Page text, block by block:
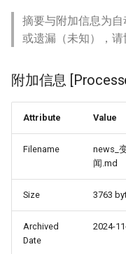
摘要与附加信息为
或遗漏（未知），请
附加信息
Attribute Value
Filename
news_
闻.md
Size 3763
Archived
Date
2024-